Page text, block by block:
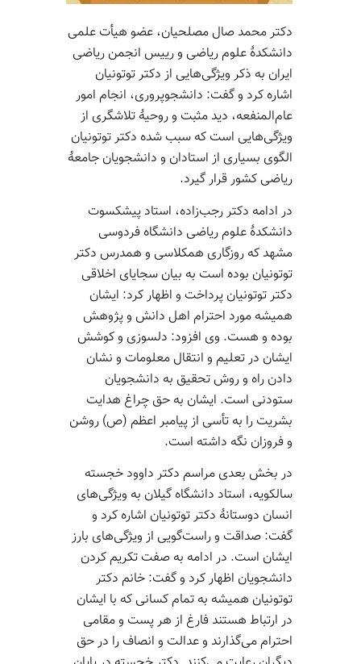
دکتر محمد صال مصلحیان، عضو هیأت علمی
دانشکدۀ علوم ریاضی و رییس انجمن ریاضی
ایران به ذکر ویژگی‌هایی از دکتر توتونیان
اشاره کرد و گفت: دانشجوپروری، انجام امور
عام‌المنفعه، دید مثبت و روحیۀ تلاشگری از
ویژگی‌هایی است که سبب شده دکتر توتونیان
الگوی بسیاری از استادان و دانشجویان جامعۀ
ریاضی کشور قرار گیرد.
در ادامه دکتر رجب‌زاده، استاد پیشکسوت
دانشکدۀ علوم ریاضی دانشگاه فردوسی
مشهد که روزگاری همکلاسی و همدرس دکتر
توتونیان بوده است به بیان سجایای اخلاقی
دکتر توتونیان پرداخت و اظهار کرد: ایشان
همیشه مورد احترام اهل دانش و پژوهش
بوده و هست. وی افزود: دلسوزی و کوشش
ایشان در تعلیم و انتقال معلومات و نشان
دادن راه و روش تحقیق به دانشجویان
ستودنی است. ایشان به حق چراغ هدایت
بشریت را به تأسی از پیامبر اعظم (ص) روشن
و فروزان نگه داشته است.
در بخش بعدی مراسم دکتر داوود خجسته
سالکویه، استاد دانشگاه گیلان به ویژگی‌های
انسان ‌دوستانۀ دکتر توتونیان اشاره کرد و
گفت: صداقت و راست‌گویی از ویژگی‌های بارز
ایشان است. در ادامه به صفت تکریم کردن
دانشجویان اظهار کرد و گفت: خانم دکتر
توتونیان همیشه به تمام کسانی که با ایشان
در ارتباط هستند فارغ از هر پست و مقامی
احترام می‌گذارند و عدالت و انصاف را در حق